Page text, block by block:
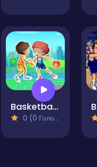
Basketball Master Kids
0 (0 Голосів)